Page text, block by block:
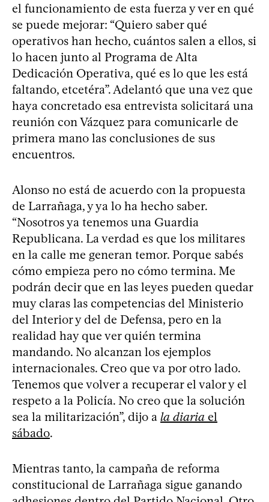
el funcionamiento de esta fuerza y ver en qué
se puede mejorar: “Quiero saber qué
operativos han hecho, cuántos salen a ellos, si
lo hacen junto al Programa de Alta
Dedicación Operativa, qué es lo que les está
faltando, etcetéra”. Adelantó que una vez que
haya concretado esa entrevista solicitará una
reunión con Vázquez para comunicarle de
primera mano las conclusiones de sus
encuentros.
Alonso no está de acuerdo con la propuesta
de Larrañaga, y ya lo ha hecho saber.
“Nosotros ya tenemos una Guardia
Republicana. La verdad es que los militares
en la calle me generan temor. Porque sabés
cómo empieza pero no cómo termina. Me
podrán decir que en las leyes pueden quedar
muy claras las competencias del Ministerio
del Interior y del de Defensa, pero en la
realidad hay que ver quién termina
mandando. No alcanzan los ejemplos
internacionales. Creo que va por otro lado.
Tenemos que volver a recuperar el valor y el
respeto a la Policía. No creo que la solución
sea la militarización”, dijo a la diaria el
sábado.
Mientras tanto, la campaña de reforma
constitucional de Larrañaga sigue ganando